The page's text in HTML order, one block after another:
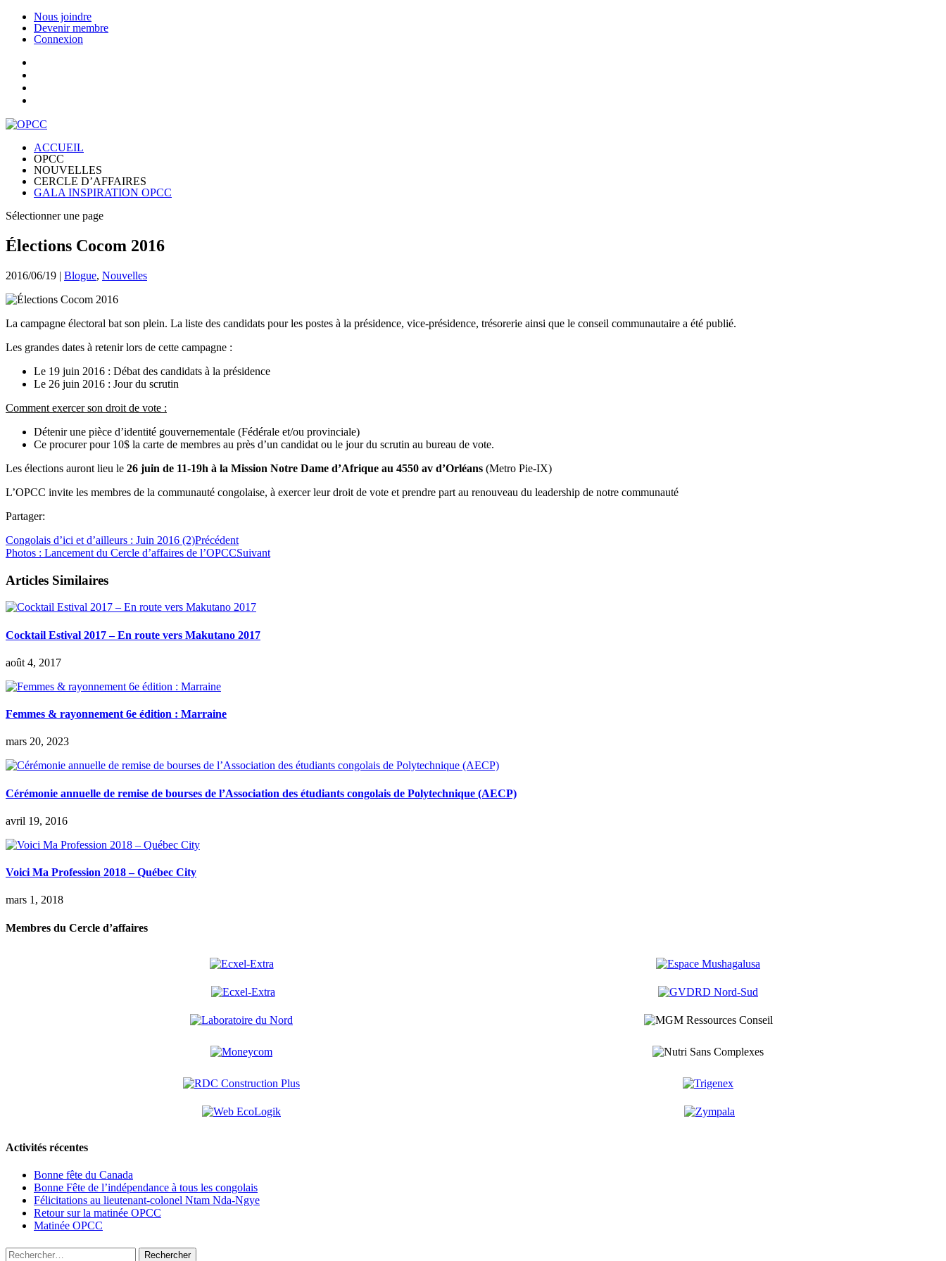
Nous joindre
Devenir membre
Connexion
ACCUEIL
OPCC
NOUVELLES
CERCLE D’AFFAIRES
GALA INSPIRATION OPCC
Sélectionner une page
Élections Cocom 2016
2016/06/19 | Blogue, Nouvelles
La campagne électoral bat son plein. La liste des candidats pour les postes à la présidence, vice-présidence, trésorerie ainsi que le conseil communautaire a été publié.
Les grandes dates à retenir lors de cette campagne :
Le 19 juin 2016 : Débat des candidats à la présidence
Le 26 juin 2016 : Jour du scrutin
Comment exercer son droit de vote :
Détenir une pièce d’identité gouvernementale (Fédérale et/ou provinciale)
Ce procurer pour 10$ la carte de membres au près d’un candidat ou le jour du scrutin au bureau de vote.
Les élections auront lieu le 26 juin de 11-19h à la Mission Notre Dame d’Afrique au 4550 av d’Orléans (Metro Pie-IX)
L’OPCC invite les membres de la communauté congolaise, à exercer leur droit de vote et prendre part au renouveau du leadership de notre communauté
Partager:
Congolais d’ici et d’ailleurs : Juin 2016 (2)Précédent
Photos : Lancement du Cercle d’affaires de l’OPCCSuivant
Articles Similaires
Cocktail Estival 2017 – En route vers Makutano 2017
août 4, 2017
Femmes & rayonnement 6e édition : Marraine
mars 20, 2023
Cérémonie annuelle de remise de bourses de l’Association des étudiants congolais de Polytechnique (AECP)
avril 19, 2016
Voici Ma Profession 2018 – Québec City
mars 1, 2018
Membres du Cercle d’affaires
Activités récentes
Bonne fête du Canada
Bonne Fête de l’indépendance à tous les congolais
Félicitations au lieutenant-colonel Ntam Nda-Ngye
Retour sur la matinée OPCC
Matinée OPCC
Rechercher :